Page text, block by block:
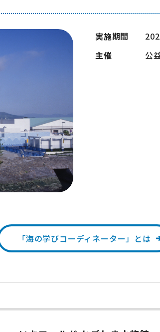
実施期間
主催
公
「海の学びコーディネーター」とは